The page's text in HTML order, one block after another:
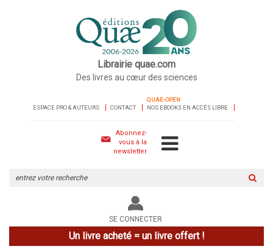
Librairie quae.com
Des livres au cœur des sciences
ESPACE PRO & AUTEURS CONTACT
QUAE-OPEN
NOS EBOOKS EN ACCÈS LIBRE
Abonnez-
vous à la
newsletter
le
site
SE CONNECTER
Un livre acheté = un livre offert !